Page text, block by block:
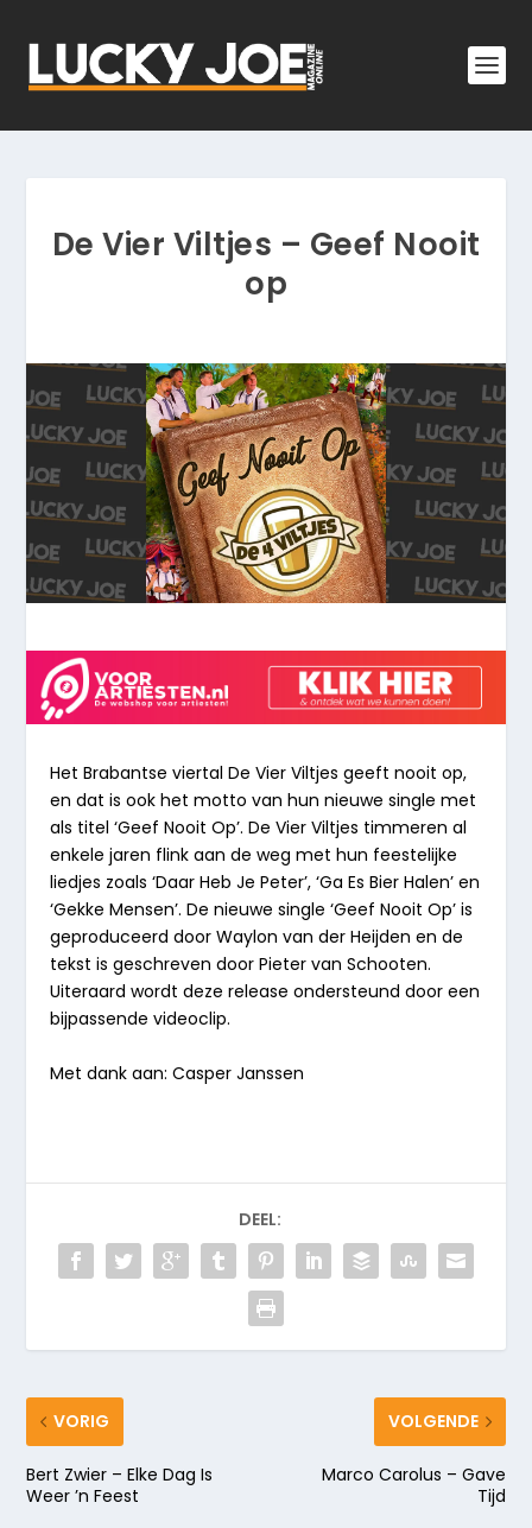
De Vier Viltjes – Geef Nooit
op
Het Brabantse viertal De Vier Viltjes geeft nooit op,
en dat is ook het motto van hun nieuwe single met
als titel ‘Geef Nooit Op’. De Vier Viltjes timmeren al
enkele jaren flink aan de weg met hun feestelijke
liedjes zoals ‘Daar Heb Je Peter’, ‘Ga Es Bier Halen’ en
‘Gekke Mensen’. De nieuwe single ‘Geef Nooit Op’ is
geproduceerd door Waylon van der Heijden en de
tekst is geschreven door Pieter van Schooten.
Uiteraard wordt deze release ondersteund door een
bijpassende videoclip.
Met dank aan: Casper Janssen
DEEL:
VORIG
Bert Zwier – Elke Dag Is
Weer ’n Feest
VOLGENDE
Marco Carolus – Gave
Tijd